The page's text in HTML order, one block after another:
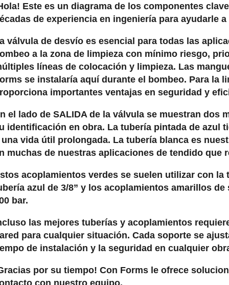
Este es un diagrama de los componentes
de experiencia en ingeniería para ayudarle
válvula de desvío es esencial para todas las
a la zona de limpieza con mínimo riesgo,
líneas de colocación y limpieza. Las
se instalaría aquí durante el bombeo. Para la
importantes ventajas en seguridad y
el lado de SALIDA de la válvula se muestran
identificación en obra. La tubería pintada de azul
vida útil prolongada. La tubería blanca es
muchas de nuestras aplicaciones de tendido que
acoplamientos verdes se suelen utilizar con
azul de 3/8” y los acoplamientos amarillos
bar.
las mejores tuberías y acoplamientos
para cualquier situación. Cada soporte se
de instalación y la seguridad en cualquier
por su tiempo! Con Forms le ofrece
con nuestro equipo.